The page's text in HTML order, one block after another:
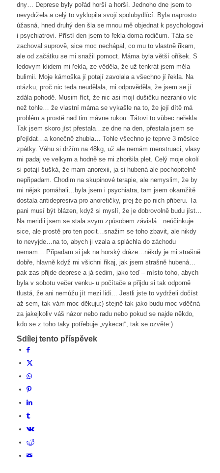
dny… Deprese byly pořád horší a horší. Jednoho dne jsem to
nevydržela a celý to vyklopila svojí spolubydlící. Byla naprosto
úžasná, hned druhý den šla se mnou mě objednat k psychologovi
i psychiatrovi. Přístí den jsem to řekla doma rodičum. Táta se
zachoval suprově, sice moc nechápal, co mu to vlastně řikam,
ale od začátku se mi snažil pomoct. Máma byla větší oříšek. S
ledovym klidem mi řekla, ze věděla, že už tenkrát jsem měla
bulimii. Moje kámoška jí potají zavolala a všechno jí řekla. Na
otázku, proč nic teda neudělala, mi odpověděla, že jsem se jí
zdála pohodě. Musim říct, že nic asi mojí dušičku nezranilo víc
než tohle… že vlastní máma se vykašle na to, že její dítě má
problém a prostě nad tim mávne rukou. Tátovi to vůbec neřekla.
Tak jsem skoro jíst přestala…ze dne na den, přestala jsem se
přejídat…a konečně zhubla… Tohle všechno je teprve 3 měsíce
zpátky. Váhu si držím na 48kg, už ale nemám menstruaci, vlasy
mi padaj ve velkym a hodně se mi zhoršila plet. Celý moje okolí
si potají šušká, že mam anorexii, ja si hubená ale pochopitelně
nepřipadam. Chodim na skupinové terapie, ale nemyslim, že by
mi nějak pomáhali…byla jsem i psychiatra, tam jsem okamžitě
dostala antidepresiva pro anoretičky, prej že po nich přiberu. Ta
pani musí být blázen, když si myslí, že je dobrovolně budu jíst…
Na meridii jsem se stala svym způsobem závislá…neúčinkuje
sice, ale prostě pro ten pocit…snažim se toho zbavit, ale nikdy
to nevyjde…na to, abych ji vzala a spláchla do záchodu
nemam… Připadam si jak na horský dráze…někdy je mi strašně
dobře, hlavně když mi všichni řikaj, jak jsem strašně hubená…
pak zas přijde deprese a já sedim, jako teď – místo toho, abych
byla v sobotu večer venku- u počítače a přijdu si tak odporně
tlustá, že ani nemůžu jít mezi lidi… Jestli jste to vydrželi dočíst
až sem, tak vám moc děkuju:) stejně tak jako budu moc vděčná
za jakejkoliv váš názor nebo radu nebo pokud se najde někdo,
kdo se z toho taky potřebuje „vykecat“, tak se ozvěte:)
Sdílej tento příspěvek